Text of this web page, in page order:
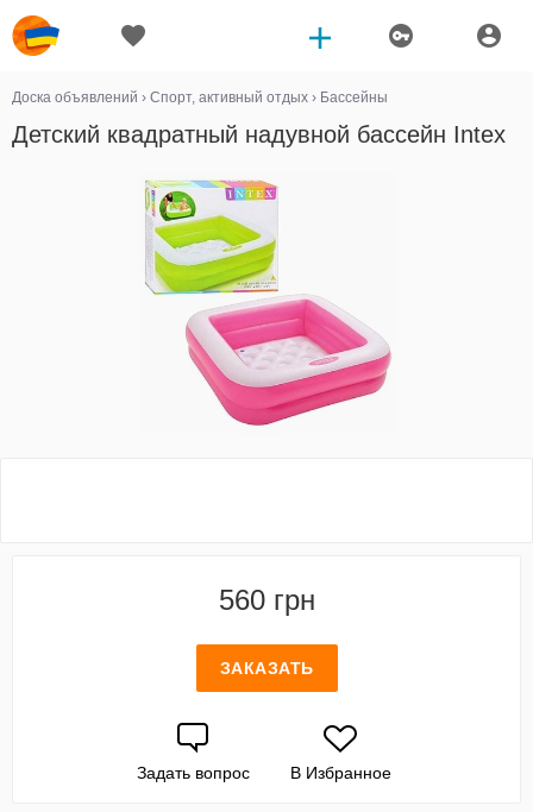
Доска объявлений › Спорт, активный отдых › Бассейны
Детский квадратный надувной бассейн Intex
560 грн
ЗАКАЗАТЬ
Задать вопрос В Избранное